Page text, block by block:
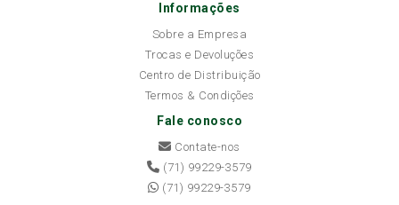
Informações
Sobre a Empresa
Trocas e Devoluções
Centro de Distribuição
Termos & Condições
Fale conosco
Contate-nos
(71) 99229-3579
(71) 99229-3579